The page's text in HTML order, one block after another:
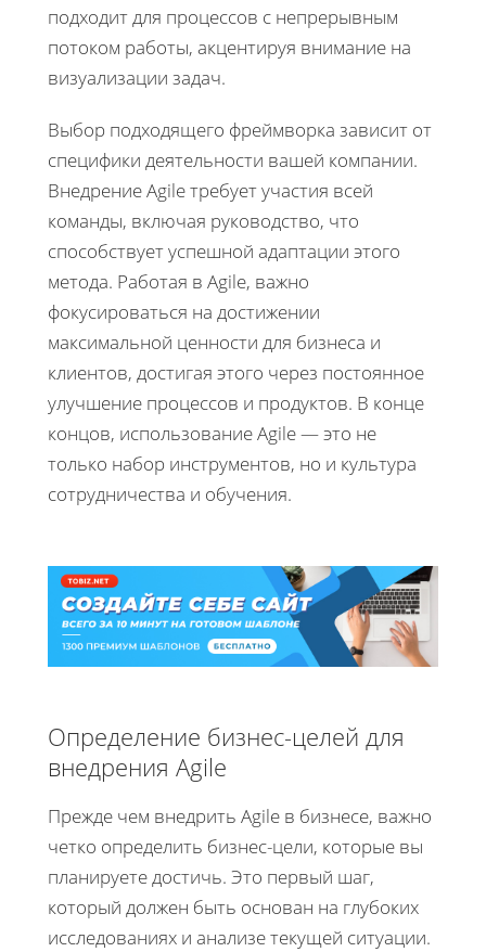
подходит для процессов с непрерывным
потоком работы, акцентируя внимание на
визуализации задач.
Выбор подходящего фреймворка зависит от
специфики деятельности вашей компании.
Внедрение Agile требует участия всей
команды, включая руководство, что
способствует успешной адаптации этого
метода. Работая в Agile, важно
фокусироваться на достижении
максимальной ценности для бизнеса и
клиентов, достигая этого через постоянное
улучшение процессов и продуктов. В конце
концов, использование Agile — это не
только набор инструментов, но и культура
сотрудничества и обучения.
Определение бизнес-целей для
внедрения Agile
Прежде чем внедрить Agile в бизнесе, важно
четко определить бизнес-цели, которые вы
планируете достичь. Это первый шаг,
который должен быть основан на глубоких
исследованиях и анализе текущей ситуации.